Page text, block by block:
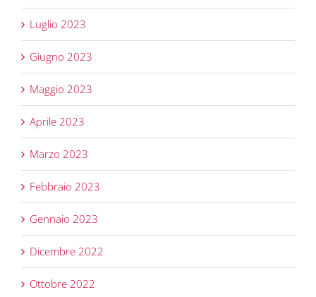
Luglio 2023
Giugno 2023
Maggio 2023
Aprile 2023
Marzo 2023
Febbraio 2023
Gennaio 2023
Dicembre 2022
Ottobre 2022